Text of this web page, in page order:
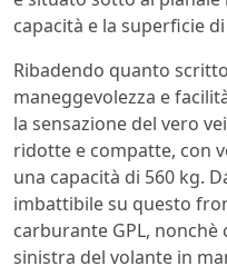
capacità e la superficie
Ribadendo quanto
maneggevolezza e
la sensazione del vero
ridotte e compatte, con
una capacità di 560 kg.
imbattibile su questo
carburante GPL,
sinistra del volante in